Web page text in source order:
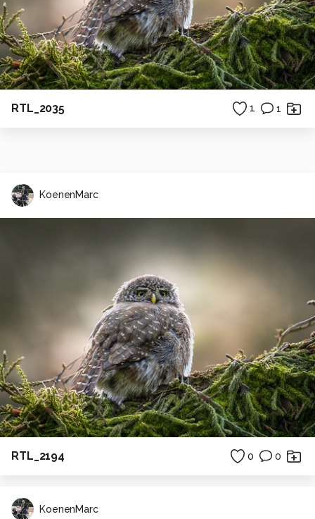
RTL_2035 1 1
KoenenMarc
RTL_2194 0 0
KoenenMarc